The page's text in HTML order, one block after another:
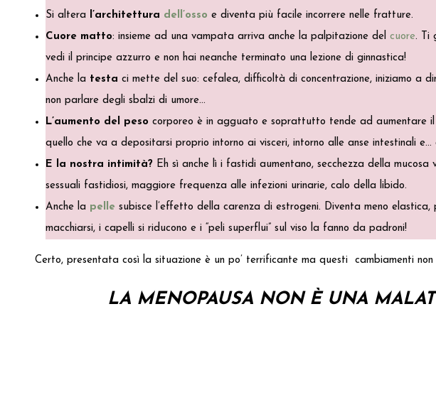
Si altera l’architettura dell’osso e diventa più facile incorrere nelle fratture.
Cuore matto: insieme ad una vampata arriva anche la palpitazione del cuore. Ti
vedi il principe azzurro e non hai neanche terminato una lezione di ginnastica!
Anche la testa ci mette del suo: cefalea, difficoltà di concentrazione, iniziamo a
non parlare degli sbalzi di umore…
L’aumento del peso corporeo è in agguato e soprattutto tende ad aumentare il
quello che va a depositarsi proprio intorno ai visceri, intorno alle anse intestinali
E la nostra intimità? Eh sì anche lì i fastidi aumentano, secchezza della mucosa
sessuali fastidiosi, maggiore frequenza alle infezioni urinarie, calo della libido.
Anche la pelle subisce l’effetto della carenza di estrogeni. Diventa meno elastica,
macchiarsi, i capelli si riducono e i “peli superflui” sul viso la fanno da padroni!
Certo, presentata così la situazione è un po’ terrificante ma questi cambiamenti non
LA MENOPAUSA NON È UNA